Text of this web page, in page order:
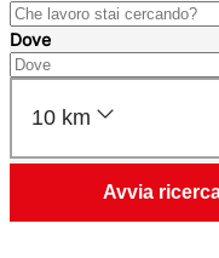
Dove
10 km
Avvia